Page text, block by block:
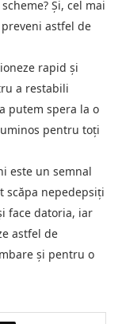
Și, cel mai
astfel de
rapid și
a restabili
putem spera la o
pentru toți
este un semnal
scăpa nepedepsiți
face datoria, iar
astfel de
și pentru o